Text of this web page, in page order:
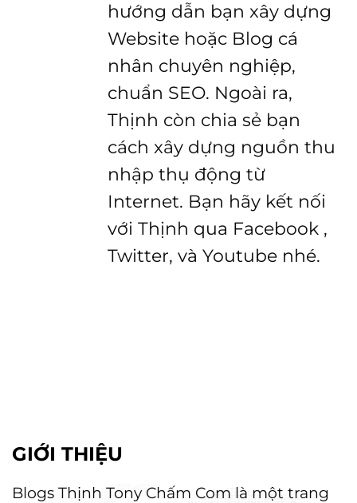
hướng dẫn bạn xây dựng
Website hoặc Blog cá
nhân chuyên nghiệp,
chuẩn SEO. Ngoài ra,
Thịnh còn chia sẻ bạn
cách xây dựng nguồn thu
nhập thụ động từ
Internet. Bạn hãy kết nối
với Thịnh qua Facebook ,
Twitter, và Youtube nhé.
GIỚI THIỆU
Blogs Thịnh Tony Chấm Com là một trang